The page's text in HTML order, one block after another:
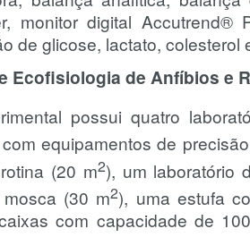
monitor digital Accutrend®
de glicose, lactato,
Ecofisiologia de Anfíbios e
possui quatro
equipamentos de
(20 m2), um laboratório
(30 m2), uma estufa
com capacidade de